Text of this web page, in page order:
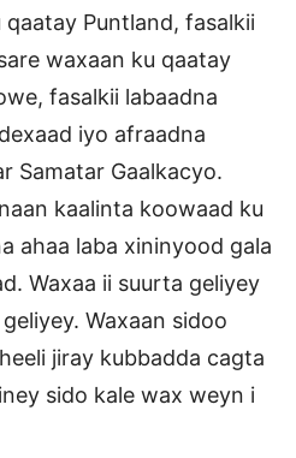
Puntland, fasalkii
waxaan ku qaatay
fasalkii labaadna
iyo afraadna
Samatar Gaalkacyo.
kaalinta koowaad ku
ahaa laba xininyood gala
Waxaa ii suurta geliyey
Waxaan sidoo
jiray kubbadda cagta
sido kale wax weyn i